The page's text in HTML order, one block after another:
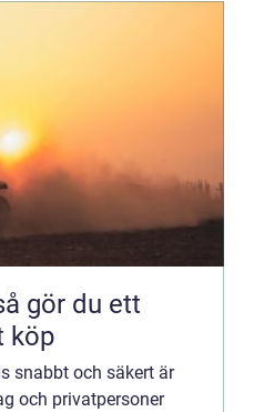
köp
snabbt och säkert är
och privatpersoner